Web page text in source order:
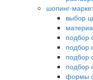
шопинг-
выбор
подбор
подбор
подбор
подбор
формы